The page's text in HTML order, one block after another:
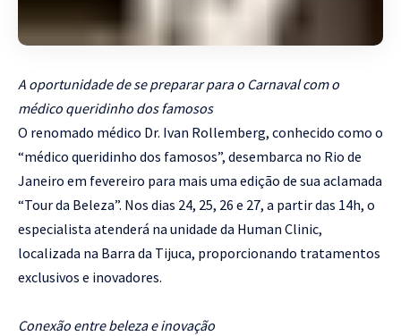
A oportunidade de se preparar para o Carnaval com o
médico queridinho dos famosos
O renomado médico Dr. Ivan Rollemberg, conhecido como o
“médico queridinho dos famosos”, desembarca no Rio de
Janeiro em fevereiro para mais uma edição de sua aclamada
“Tour da Beleza”. Nos dias 24, 25, 26 e 27, a partir das 14h, o
especialista atenderá na unidade da Human Clinic,
localizada na Barra da Tijuca, proporcionando tratamentos
exclusivos e inovadores.
Conexão entre beleza e inovação